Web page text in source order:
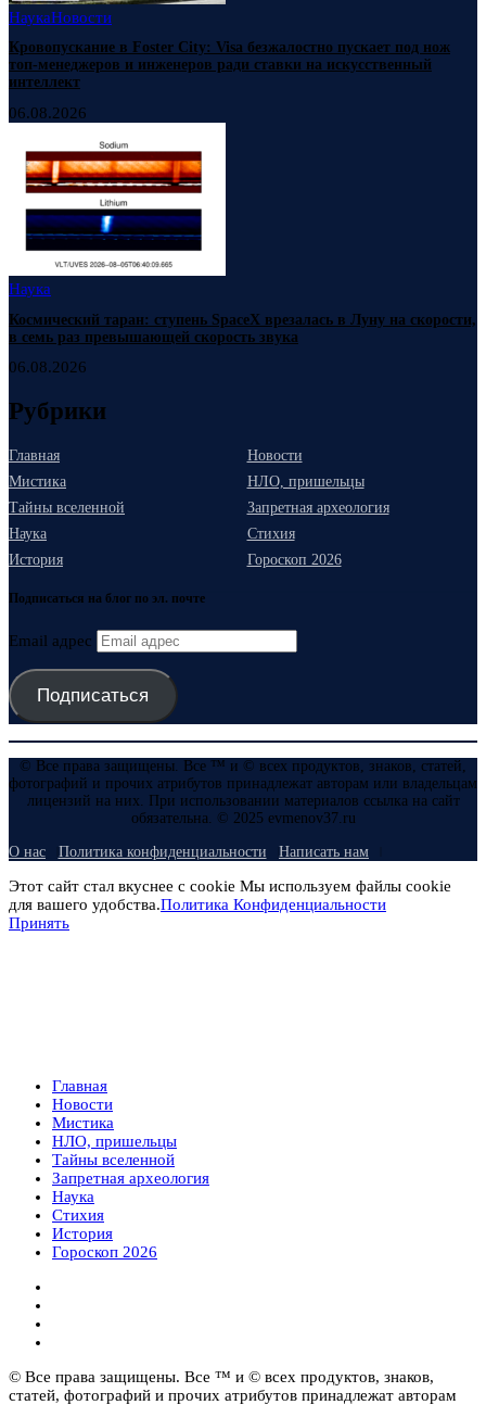
НаукаНовости
Кровопускание в Foster City: Visa безжалостно пускает под нож
топ-менеджеров и инженеров ради ставки на искусственный
интеллект
06.08.2026
Наука
Космический таран: ступень SpaceX врезалась в Луну на скорости,
в семь раз превышающей скорость звука
06.08.2026
Рубрики
Главная
Новости
Мистика
НЛО, пришельцы
Тайны вселенной
Запретная археология
Наука
Стихия
История
Гороскоп 2026
Подписаться на блог по эл. почте
Email адрес
Подписаться
© Все права защищены. Все ™ и © всех продуктов, знаков, статей,
фотографий и прочих атрибутов принадлежат авторам или владельцам
лицензий на них. При использовании материалов ссылка на сайт
обязательна. © 2025 evmenov37.ru
О нас Политика конфиденциальности Написать нам
Этот сайт стал вкуснее с cookie Мы используем файлы cookie
для вашего удобства.Политика Конфиденциальности
Принять
Главная
Новости
Мистика
НЛО, пришельцы
Тайны вселенной
Запретная археология
Наука
Стихия
История
Гороскоп 2026
© Все права защищены. Все ™ и © всех продуктов, знаков,
статей, фотографий и прочих атрибутов принадлежат авторам